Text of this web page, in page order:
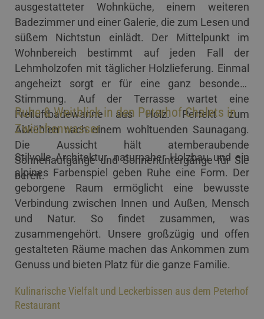
ausgestatteter Wohnküche, einem weiteren
Badezimmer und einer Galerie, die zum Lesen und
süßem Nichtstun einlädt. Der Mittelpunkt im
Wohnbereich bestimmt auf jeden Fall der
Lehmholzofen mit täglicher Holzlieferung. Einmal
angeheizt sorgt er für eine ganz besondere
Stimmung. Auf der Terrasse wartet eine
Freiluftbadewanne aus Holz. Perfekt zum
Abkühlen nach einem wohltuenden Saunagang.
Die Aussicht hält atemberaubende
Sonnenaufgänge und Sonnenuntergänge für Sie
bereit.
Ruhe & Weitblick in den Peterhof Chalets in
Zwischenwasser
Stilvolle Architektur, naturnaher Holzbau und ein
alpines Farbenspiel geben Ruhe eine Form. Der
geborgene Raum ermöglicht eine bewusste
Verbindung zwischen Innen und Außen, Mensch
und Natur. So findet zusammen, was
zusammengehört. Unsere großzügig und offen
gestalteten Räume machen das Ankommen zum
Genuss und bieten Platz für die ganze Familie.
Kulinarische Vielfalt und Leckerbissen aus dem Peterhof
Restaurant